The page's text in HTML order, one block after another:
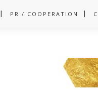
PR / COOPERATION